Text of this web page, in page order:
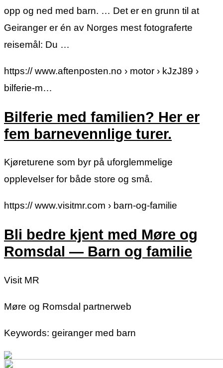
opp og ned med barn. … Det er en grunn til at
Geiranger er én av Norges mest fotograferte
reisemål: Du …
https:// www.aftenposten.no › motor › kJzJ89 ›
bilferie-m…
Bilferie med familien? Her er
fem barnevennlige turer.
Kjøreturene som byr på uforglemmelige
opplevelser for både store og små.
https:// www.visitmr.com › barn-og-familie
Bli bedre kjent med Møre og
Romsdal — Barn og familie
Visit MR
Møre og Romsdal partnerweb
Keywords: geiranger med barn